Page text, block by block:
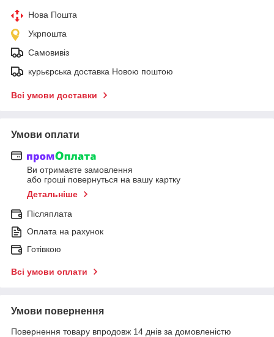
Нова Пошта
Укрпошта
Самовивіз
курьєрська доставка Новою поштою
Всі умови доставки
Умови оплати
Ви отримаєте замовлення
або гроші повернуться на вашу картку
Детальніше
Післяплата
Оплата на рахунок
Готівкою
Всі умови оплати
Умови повернення
Повернення товару впродовж 14 днів за домовленістю